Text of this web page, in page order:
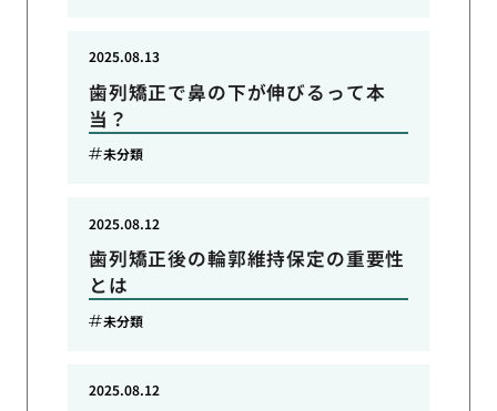
歯列矯正で鼻の下が伸びるって本
当？
2025.08.13
未分類
歯列矯正後の輪郭維持保定の重要性
とは
2025.08.12
未分類
2025.08.12